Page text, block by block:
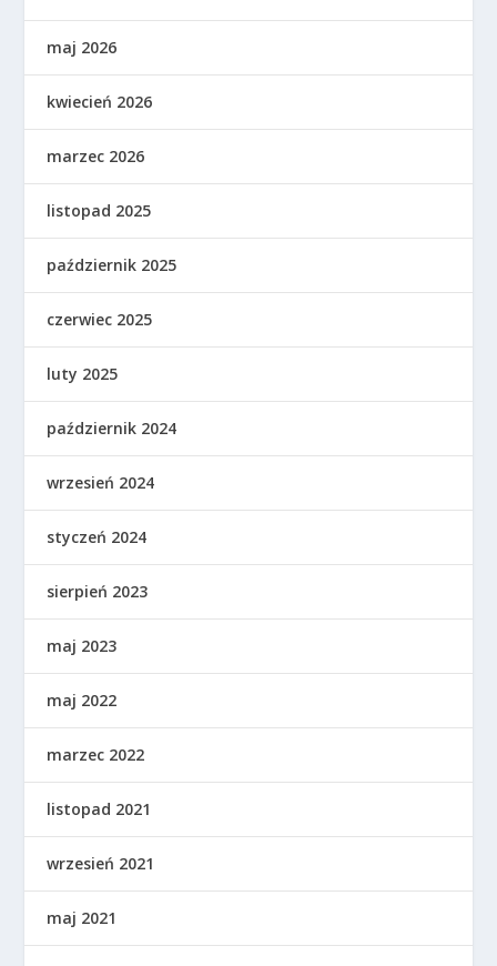
maj 2026
kwiecień 2026
marzec 2026
listopad 2025
październik 2025
czerwiec 2025
luty 2025
październik 2024
wrzesień 2024
styczeń 2024
sierpień 2023
maj 2023
maj 2022
marzec 2022
listopad 2021
wrzesień 2021
maj 2021